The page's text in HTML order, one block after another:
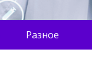
Разное